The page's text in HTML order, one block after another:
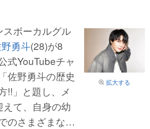
拡大する
ボーカルグル
勇斗(28)が8
式YouTubeチャ
佐野勇斗の歴史
!!」と題し、メ
て、自身の幼
のさまざまな成